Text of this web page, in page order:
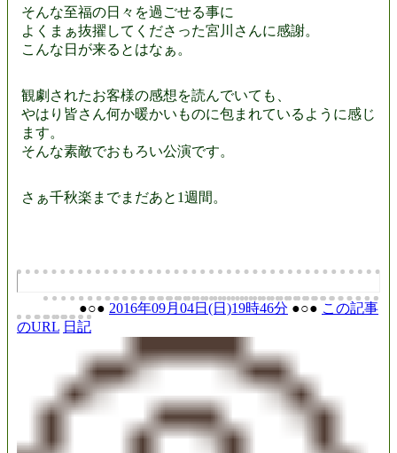
そんな至福の日々を過ごせる事に
よくまぁ抜擢してくださった宮川さんに感謝。
こんな日が来るとはなぁ。
観劇されたお客様の感想を読んでいても、
やはり皆さん何か暖かいものに包まれているように感じ
ます。
そんな素敵でおもろい公演です。
さぁ千秋楽までまだあと1週間。
●○● 2016年09月04日(日)19時46分 ●○● この記事
のURL 日記